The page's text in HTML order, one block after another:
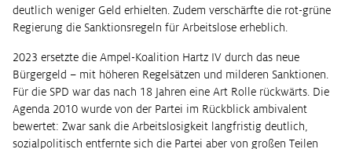
deutlich weniger Geld erhielten. Zudem verschärfte die rot-grüne
Regierung die Sanktionsregeln für Arbeitslose erheblich.
2023 ersetzte die Ampel-Koalition Hartz IV durch das neue
Bürgergeld – mit höheren Regelsätzen und milderen Sanktionen.
Für die SPD war das nach 18 Jahren eine Art Rolle rückwärts. Die
Agenda 2010 wurde von der Partei im Rückblick ambivalent
bewertet: Zwar sank die Arbeitslosigkeit langfristig deutlich,
sozialpolitisch entfernte sich die Partei aber von großen Teilen